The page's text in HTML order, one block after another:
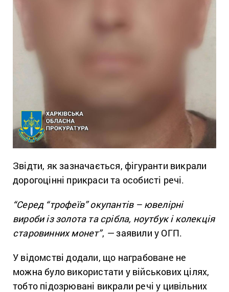
Звідти, як зазначається, фігуранти викрали
дорогоцінні прикраси та особисті речі.
“Серед “трофеїв” окупантів – ювелірні
вироби із золота та срібла, ноутбук і колекція
старовинних монет”, —заявили у ОГП.
У відомстві додали, що награбоване не
можна було використати у військових цілях,
тобто підозрювані викрали речі у цивільних